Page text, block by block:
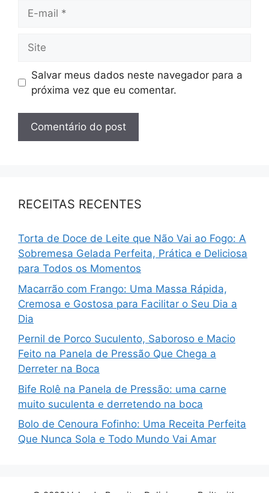
Salvar meus dados neste navegador para a
próxima vez que eu comentar.
RECEITAS RECENTES
Torta de Doce de Leite que Não Vai ao Fogo: A
Sobremesa Gelada Perfeita, Prática e Deliciosa
para Todos os Momentos
Macarrão com Frango: Uma Massa Rápida,
Cremosa e Gostosa para Facilitar o Seu Dia a
Dia
Pernil de Porco Suculento, Saboroso e Macio
Feito na Panela de Pressão Que Chega a
Derreter na Boca
Bife Rolê na Panela de Pressão: uma carne
muito suculenta e derretendo na boca
Bolo de Cenoura Fofinho: Uma Receita Perfeita
Que Nunca Sola e Todo Mundo Vai Amar